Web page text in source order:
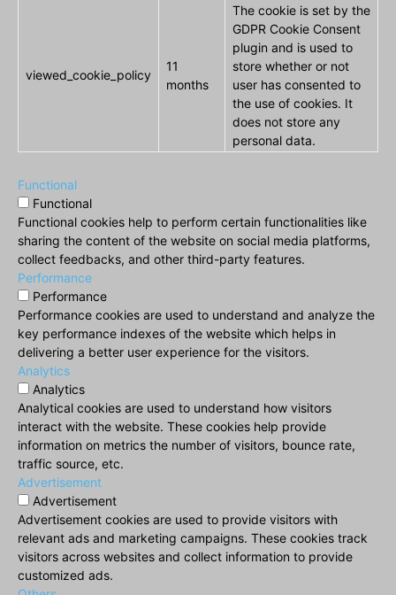
viewed_cookie_policy
11
months
The cookie is set by the
GDPR Cookie Consent
plugin and is used to
store whether or not
user has consented to
the use of cookies. It
does not store any
personal data.
Functional
Functional
Functional cookies help to perform certain functionalities like
sharing the content of the website on social media platforms,
collect feedbacks, and other third-party features.
Performance
Performance
Performance cookies are used to understand and analyze the
key performance indexes of the website which helps in
delivering a better user experience for the visitors.
Analytics
Analytics
Analytical cookies are used to understand how visitors
interact with the website. These cookies help provide
information on metrics the number of visitors, bounce rate,
traffic source, etc.
Advertisement
Advertisement
Advertisement cookies are used to provide visitors with
relevant ads and marketing campaigns. These cookies track
visitors across websites and collect information to provide
customized ads.